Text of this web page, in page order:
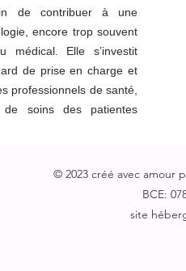
de contribuer à une
encore trop souvent
Elle s’investit
de prise en charge et
professionnels de santé,
soins des patientes
© 2023 créé avec amour
BCE:
site